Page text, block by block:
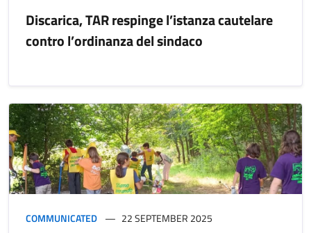
Discarica, TAR respinge l’istanza cautelare
contro l’ordinanza del sindaco
COMMUNICATED 22 SEPTEMBER 2025